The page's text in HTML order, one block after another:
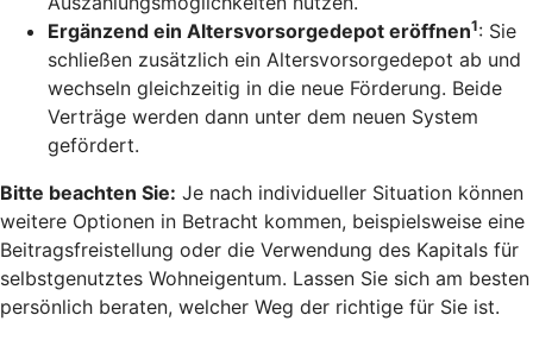
Ergänzend ein Altersvorsorgedepot eröffnen1: Sie
schließen zusätzlich ein Altersvorsorgedepot ab und
wechseln gleichzeitig in die neue Förderung. Beide
Verträge werden dann unter dem neuen System
gefördert.
Bitte beachten Sie: Je nach individueller Situation können
weitere Optionen in Betracht kommen, beispielsweise eine
Beitragsfreistellung oder die Verwendung des Kapitals für
selbstgenutztes Wohneigentum. Lassen Sie sich am besten
persönlich beraten, welcher Weg der richtige für Sie ist.